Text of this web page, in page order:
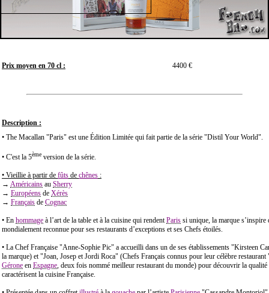
Prix moyen en 70 cl : 4400 €
Description :
• The Macallan "Paris" est une Édition Limitée qui fait partie de la série "Distil Your World".
• C'est la 5ème version de la série.
• Vieillie à partir de fûts de chênes :
→ Américains au Sherry
→ Européens de Xérès
→ Français de Cognac
• En hommage à l’art de la table et à la cuisine qui rendentParis si unique, la marque s’inspire
mondialement reconnue pour ses restaurants d’exceptions et ses Chefs étoilés.
• La Chef Française "Anne-Sophie Pic" a accueilli dans un de ses établissements "Kirsteen
la marque) et "Joan, Josep et Jordi Roca" (Chefs Français connus pour leur célèbre
Gérone en Espagne, deux fois nommé meilleur restaurant du monde) pour découvrir la qualité
caractérisent la cuisine Française.